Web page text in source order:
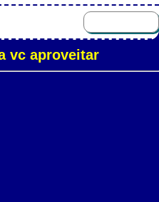
vc aproveitar